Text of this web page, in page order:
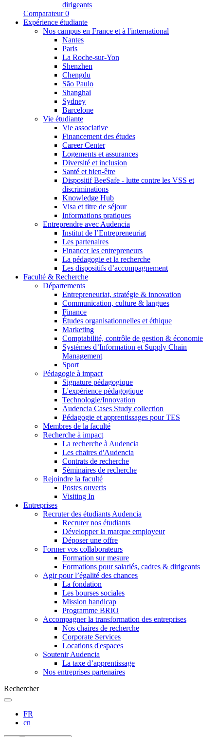
dirigeants
Comparateur 0
Expérience étudiante
Nos campus en France et à l'international
Nantes
Paris
La Roche-sur-Yon
Shenzhen
Chengdu
São Paulo
Shanghai
Sydney
Barcelone
Vie étudiante
Vie associative
Financement des études
Career Center
Logements et assurances
Diversité et inclusion
Santé et bien-être
Dispositif BeeSafe - lutte contre les VSS et
discriminations
Knowledge Hub
Visa et titre de séjour
Informations pratiques
Entreprendre avec Audencia
Institut de l’Entrepreneuriat
Les partenaires
Financer les entrepreneurs
La pédagogie et la recherche
Les dispositifs d’accompagnement
Faculté & Recherche
Départements
Entrepreneuriat, stratégie & innovation
Communication, culture & langues
Finance
Études organisationnelles et éthique
Marketing
Comptabilité, contrôle de gestion & économie
Systèmes d’Information et Supply Chain
Management
Sport
Pédagogie à impact
Signature pédagogique
L'expérience pédagogique
Technologie/Innovation
Audencia Cases Study collection
Pédagogie et apprentissages pour TES
Membres de la faculté
Recherche à impact
La recherche à Audencia
Les chaires d'Audencia
Contrats de recherche
Séminaires de recherche
Rejoindre la faculté
Postes ouverts
Visiting In
Entreprises
Recruter des étudiants Audencia
Recruter nos étudiants
Développer la marque employeur
Déposer une offre
Former vos collaborateurs
Formation sur mesure
Formations pour salariés, cadres & dirigeants
Agir pour l’égalité des chances
La fondation
Les bourses sociales
Mission handicap
Programme BRIO
Accompagner la transformation des entreprises
Nos chaires de recherche
Corporate Services
Locations d'espaces
Soutenir Audencia
La taxe d’apprentissage
Nos entreprises partenaires
Rechercher
FR
cn